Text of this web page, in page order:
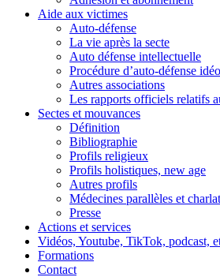
Aide aux victimes
Auto-défense
La vie après la secte
Auto défense intellectuelle
Procédure d’auto-défense
Autres associations
Les rapports officiels relatifs
Sectes et mouvances
Définition
Bibliographie
Profils religieux
Profils holistiques, new age
Autres profils
Médecines parallèles et
Presse
Actions et services
Vidéos, Youtube, TikTok, podcast,
Formations
Contact